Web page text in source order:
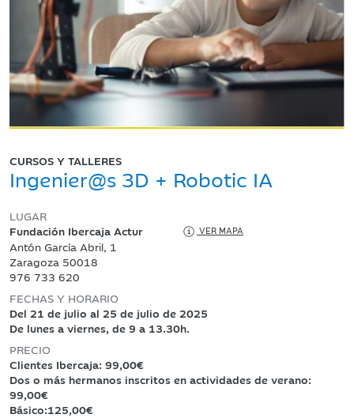
CURSOS Y TALLERES
Ingenier@s 3D + Robotic IA
LUGAR
Fundación Ibercaja Actur
VER MAPA
Antón García Abril, 1
Zaragoza 50018
976 733 620
FECHAS Y HORARIO
Del 21 de julio al 25 de julio de 2025
De lunes a viernes, de 9 a 13.30h.
PRECIO
Clientes Ibercaja: 99,00€
Dos o más hermanos inscritos en actividades de verano:
99,00€
Básico:125,00€